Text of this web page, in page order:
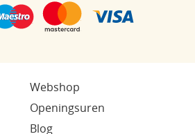
Webshop
Openingsuren
Blog